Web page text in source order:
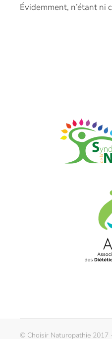
Évidemment, n’étant ni
© Choisir Naturopathie 2017